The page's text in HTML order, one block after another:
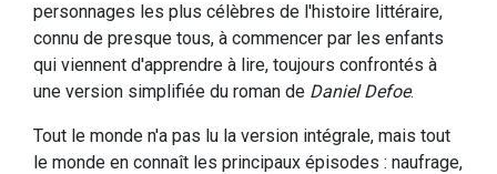
personnages les plus célèbres de l'histoire littéraire,
connu de presque tous, à commencer par les enfants
qui viennent d'apprendre à lire, toujours confrontés à
une version simplifiée du roman de Daniel Defoe.
Tout le monde n'a pas lu la version intégrale, mais tout
le monde en connaît les principaux épisodes : naufrage,